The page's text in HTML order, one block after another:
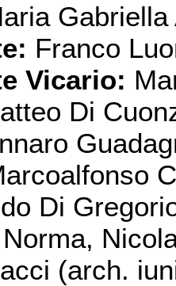
Gabriella
Franco
Vicario:
Di
Di
(arch.